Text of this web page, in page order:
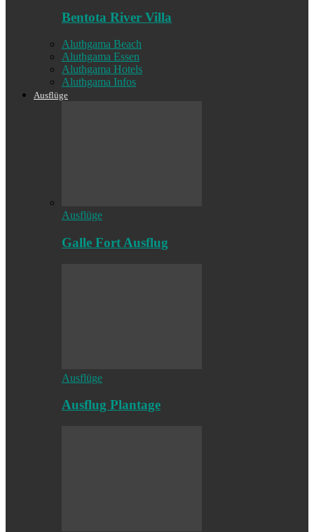
Bentota River Villa
Aluthgama Beach
Aluthgama Essen
Aluthgama Hotels
Aluthgama Infos
Ausflüge
Ausflüge
Galle Fort Ausflug
Ausflüge
Ausflug Plantage